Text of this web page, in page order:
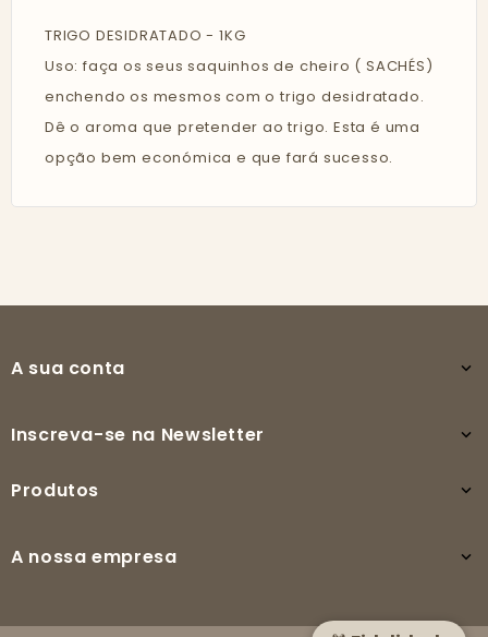
TRIGO DESIDRATADO - 1KG
Uso: faça os seus saquinhos de cheiro ( SACHÉS)
enchendo os mesmos com o trigo desidratado.
Dê o aroma que pretender ao trigo. Esta é uma
opção bem económica e que fará sucesso.
A sua conta 
Inscreva-se na Newsletter 
Produtos 
A nossa empresa 